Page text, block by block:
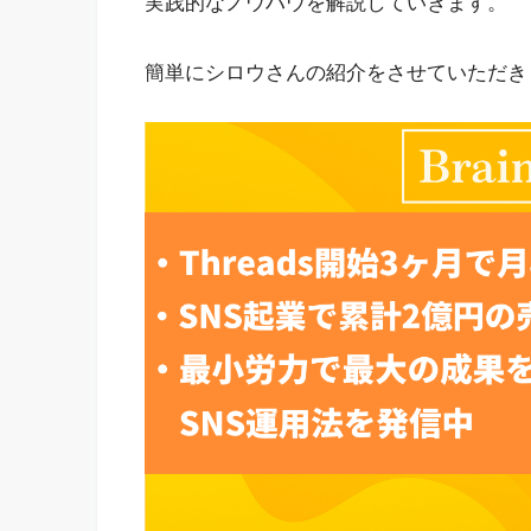
簡単にシロウさんの紹介をさせていただ